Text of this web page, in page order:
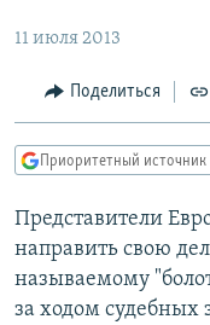
Вернутся
Вернутся
поиску
МНЕНИЯ
КУЛЬТУРА
КАВКАЗ.РЕАЛИИ
СЕВЕР.РЕАЛИИ
СИБИРЬ.РЕАЛИИ
РАСПИСАНИЕ
11 июля 2013
Поделиться
Приоритетный источник
Представители
направить свою
называемому
за ходом судебных